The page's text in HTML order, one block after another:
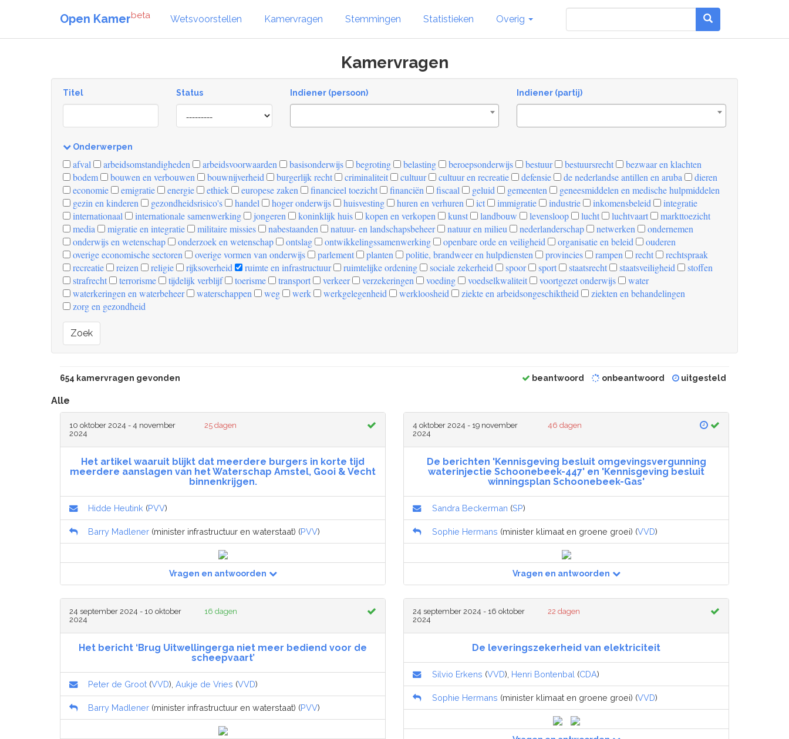
Open Kamerbeta Wetsvoorstellen Kamervragen Stemmingen Statistieken Overig
Kamervragen
Titel Status
[invalid
name]
Indiener (persoon) Indiener (partij)
Onderwerpen
[invalid
name]
afval arbeidsomstandigheden arbeidsvoorwaarden basisonderwijs begroting belasting beroepsonderwijs bestuur bestuursrecht
bezwaar en klachten
bodem
bouwen en verbouwen bouwnijverheid burgerlijk recht criminaliteit cultuur cultuur en recreatie defensie de nederlandse antillen en aruba
dieren
economie
emigratie energie ethiek europese zaken financieel toezicht financiën fiscaal geluid gemeenten
geneesmiddelen en medische hulpmiddelen
gezin en kinderen
gezondheidsrisico's handel hoger onderwijs huisvesting huren en verhuren ict immigratie industrie inkomensbeleid
integratie
internationaal
internationale samenwerking jongeren koninklijk huis kopen en verkopen kunst landbouw levensloop lucht luchtvaart
markttoezicht
media
migratie en integratie militaire missies nabestaanden natuur- en landschapsbeheer natuur en milieu nederlanderschap netwerken
ondernemen
onderwijs en wetenschap
onderzoek en wetenschap ontslag ontwikkelingssamenwerking openbare orde en veiligheid organisatie en beleid
ouderen
overige economische sectoren
overige vormen van onderwijs parlement planten politie, brandweer en hulpdiensten provincies rampen recht
rechtspraak
recreatie
reizen religie rijksoverheid ruimte en infrastructuur ruimtelijke ordening sociale zekerheid spoor sport staatsrecht staatsveiligheid
stoffen
strafrecht
terrorisme tijdelijk verblijf toerisme transport verkeer verzekeringen voeding voedselkwaliteit voortgezet onderwijs
water
waterkeringen en waterbeheer
waterschappen weg werk werkgelegenheid werkloosheid ziekte en arbeidsongeschiktheid
ziekten en behandelingen
zorg en gezondheid
Zoek
654 kamervragen gevonden beantwoord onbeantwoord uitgesteld
Alle
10 oktober 2024 - 4 november
2024
25 dagen
Het artikel waaruit blijkt dat meerdere burgers in korte tijd
meerdere aanslagen van het Waterschap Amstel, Gooi & Vecht
binnenkrijgen.
Hidde Heutink (PVV)
Barry Madlener (minister infrastructuur en waterstaat) (PVV)
Vragen en antwoorden
4 oktober 2024 - 19 november
2024
46 dagen
De berichten 'Kennisgeving besluit omgevingsvergunning
waterinjectie Schoonebeek-447' en 'Kennisgeving besluit
winningsplan Schoonebeek-Gas'
Sandra Beckerman (SP)
Sophie Hermans (minister klimaat en groene groei) (VVD)
Vragen en antwoorden
24 september 2024 - 10 oktober
2024
16 dagen
Het bericht ‘Brug Uitwellingerga niet meer bediend voor de
scheepvaart’
Peter de Groot (VVD), Aukje de Vries (VVD)
Barry Madlener (minister infrastructuur en waterstaat) (PVV)
24 september 2024 - 16 oktober
2024
22 dagen
De leveringszekerheid van elektriciteit
Silvio Erkens (VVD), Henri Bontenbal (CDA)
Sophie Hermans (minister klimaat en groene groei) (VVD)